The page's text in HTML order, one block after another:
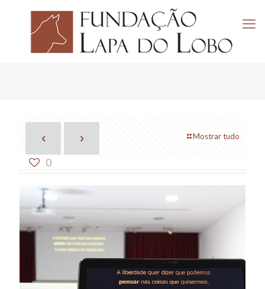
Mostrar tudo
0